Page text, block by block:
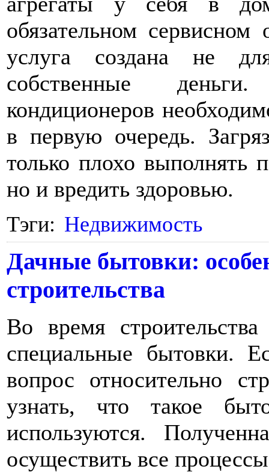
обязательном
услуга создана не
собственные
кондиционеров
в первую очередь.
только плохо выполнять
но и вредить здоровью.
Тэги: Недвижимость
Дачные бытовки:
строительства
Во время
специальные бытовки.
вопрос относительно
узнать, что такое
используются.
осуществить все